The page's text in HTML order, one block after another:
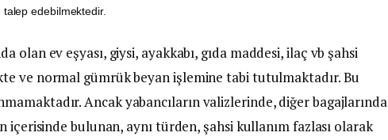
talep edebilmektedir.
olan ev eşyası, giysi, ayakkabı, gıda maddesi, ilaç vb şahsi
ve normal gümrük beyan işlemine tabi tutulmaktadır. Bu
Ancak yabancıların valizlerinde, diğer bagajlarında
içerisinde bulunan, aynı türden, şahsi kullanım fazlası olarak